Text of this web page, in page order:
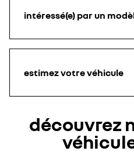
intéressé(e) par un
estimez votre véhicule
découvrez